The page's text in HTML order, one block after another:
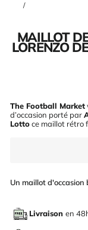
/
MAILLOT
LORENZO
The Football Market
d’occasion porté par
Lottoce maillot rétro
Un maillot
Livraison en